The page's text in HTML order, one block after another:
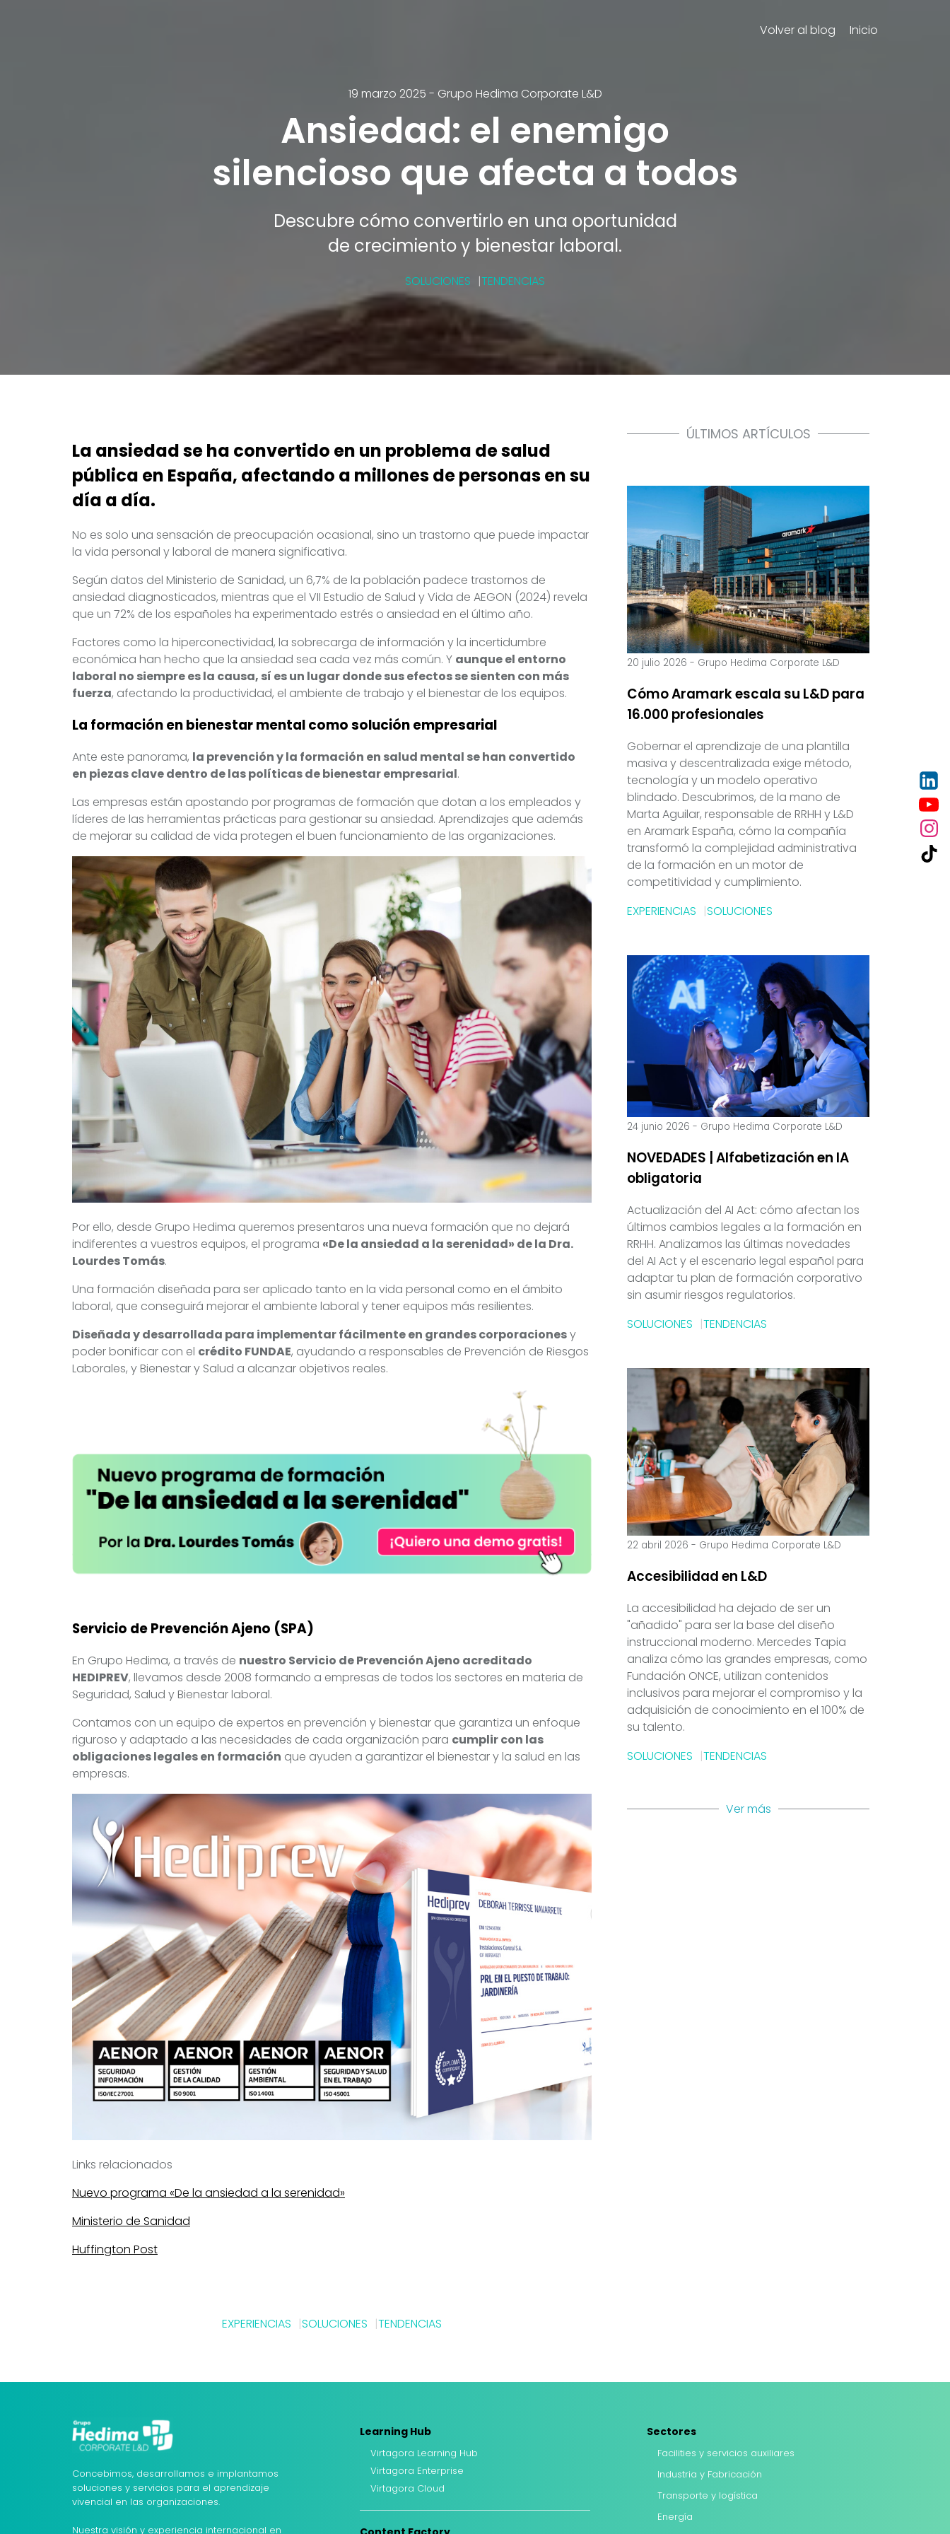
Volver al blog Inicio
19 marzo 2025 - Grupo Hedima Corporate L&D
Ansiedad: el enemigo
silencioso que afecta a todos
Descubre cómo convertirlo en una oportunidad
de crecimiento y bienestar laboral.
SOLUCIONES TENDENCIAS
La ansiedad se ha convertido en un problema de salud
pública en España, afectando a millones de personas en su
día a día.
No es solo una sensación de preocupación ocasional, sino un trastorno que puede impactar
la vida personal y laboral de manera significativa.
Según datos del Ministerio de Sanidad, un 6,7% de la población padece trastornos de
ansiedad diagnosticados, mientras que el VII Estudio de Salud y Vida de AEGON (2024) revela
que un 72% de los españoles ha experimentado estrés o ansiedad en el último año.
Factores como la hiperconectividad, la sobrecarga de información y la incertidumbre
económica han hecho que la ansiedad sea cada vez más común. Y aunque el entorno
laboral no siempre es la causa, sí es un lugar donde sus efectos se sienten con más
fuerza, afectando la productividad, el ambiente de trabajo y el bienestar de los equipos.
La formación en bienestar mental como solución empresarial
Ante este panorama, la prevención y la formación en salud mental se han convertido
en piezas clave dentro de las políticas de bienestar empresarial.
Las empresas están apostando por programas de formación que dotan a los empleados y
líderes de las herramientas prácticas para gestionar su ansiedad. Aprendizajes que además
de mejorar su calidad de vida protegen el buen funcionamiento de las organizaciones.
Por ello, desde Grupo Hedima queremos presentaros una nueva formación que no dejará
indiferentes a vuestros equipos, el programa «De la ansiedad a la serenidad» de la Dra.
Lourdes Tomás.
Una formación diseñada para ser aplicado tanto en la vida personal como en el ámbito
laboral, que conseguirá mejorar el ambiente laboral y tener equipos más resilientes.
Diseñada y desarrollada para implementar fácilmente en grandes corporacionesy
poder bonificar con el crédito FUNDAE, ayudando a responsables de Prevención de Riesgos
Laborales, y Bienestar y Salud a alcanzar objetivos reales.
Servicio de Prevención Ajeno (SPA)
En Grupo Hedima, a través de nuestro Servicio de Prevención Ajeno acreditado
HEDIPREV, llevamos desde 2008 formando a empresas de todos los sectores en materia de
Seguridad, Salud y Bienestar laboral.
Contamos con un equipo de expertos en prevención y bienestar que garantiza un enfoque
riguroso y adaptado a las necesidades de cada organización para cumplir con las
obligaciones legales en formación que ayuden a garantizar el bienestar y la salud en las
empresas.
Links relacionados
Nuevo programa «De la ansiedad a la serenidad»
Ministerio de Sanidad
Huffington Post
EXPERIENCIAS SOLUCIONES TENDENCIAS
ÚLTIMOS ARTÍCULOS
20 julio 2026 - Grupo Hedima Corporate L&D
Cómo Aramark escala su L&D para
16.000 profesionales
Gobernar el aprendizaje de una plantilla
masiva y descentralizada exige método,
tecnología y un modelo operativo
blindado. Descubrimos, de la mano de
Marta Aguilar, responsable de RRHH y L&D
en Aramark España, cómo la compañía
transformó la complejidad administrativa
de la formación en un motor de
competitividad y cumplimiento.
EXPERIENCIAS
SOLUCIONES
24 junio 2026 - Grupo Hedima Corporate L&D
NOVEDADES | Alfabetización en IA
obligatoria
Actualización del AI Act: cómo afectan los
últimos cambios legales a la formación en
RRHH. Analizamos las últimas novedades
del AI Act y el escenario legal español para
adaptar tu plan de formación corporativo
sin asumir riesgos regulatorios.
SOLUCIONES
TENDENCIAS
22 abril 2026 - Grupo Hedima Corporate L&D
Accesibilidad en L&D
La accesibilidad ha dejado de ser un
"añadido" para ser la base del diseño
instruccional moderno. Mercedes Tapia
analiza cómo las grandes empresas, como
Fundación ONCE, utilizan contenidos
inclusivos para mejorar el compromiso y la
adquisición de conocimiento en el 100% de
su talento.
SOLUCIONES
TENDENCIAS
Ver más
Concebimos, desarrollamos e implantamos
soluciones y servicios para el aprendizaje
vivencial en las organizaciones.
Nuestra visión y experiencia internacional en
Learning Hub
Virtagora Learning Hub
Virtagora Enterprise
Virtagora Cloud
Sectores
Facilities y servicios auxiliares
Industria y Fabricación
Transporte y logística
Energía